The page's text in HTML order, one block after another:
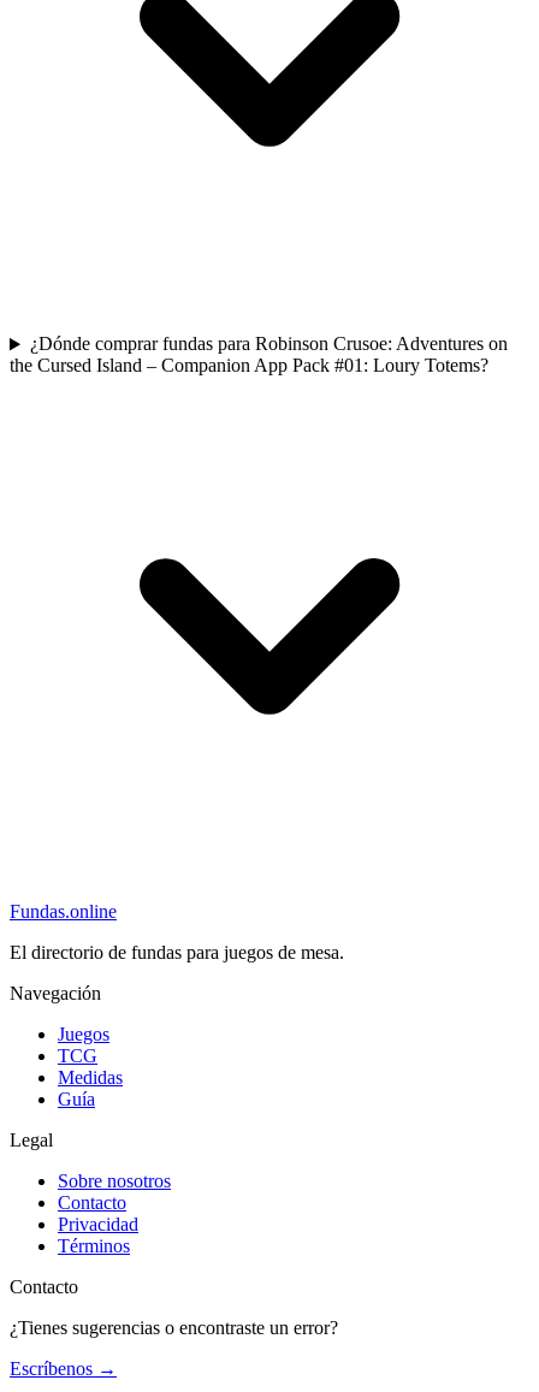
¿Dónde comprar fundas para Robinson Crusoe: Adventures on
the Cursed Island – Companion App Pack #01: Loury Totems?
Fundas.online
El directorio de fundas para juegos de mesa.
Navegación
Juegos
TCG
Medidas
Guía
Legal
Sobre nosotros
Contacto
Privacidad
Términos
Contacto
¿Tienes sugerencias o encontraste un error?
Escríbenos →